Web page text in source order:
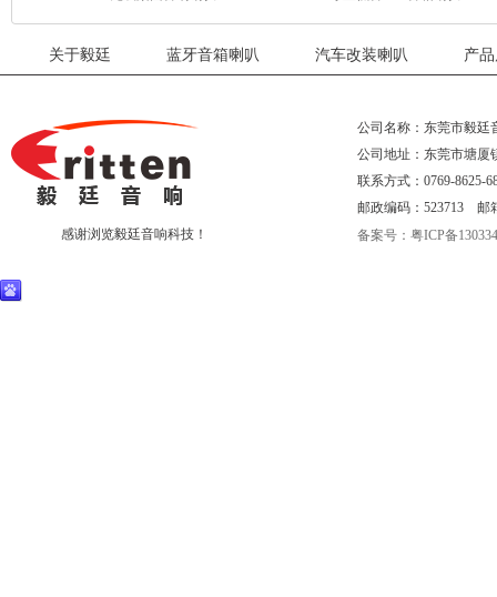
关于毅廷 蓝牙音箱喇叭 汽车改装喇叭 产
感谢浏览毅廷音响科技！
公司名称：东莞市毅廷
公司地址：东莞市塘厦
联系方式：0769-8625-
邮政编码：523713 邮
备案号：粤ICP备